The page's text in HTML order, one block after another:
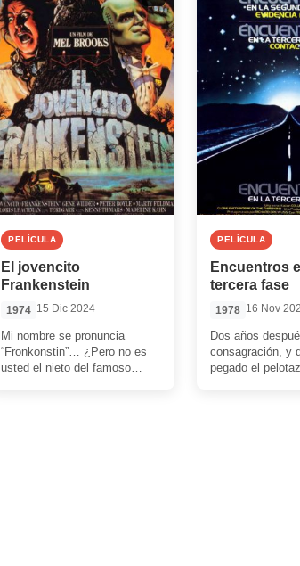
PELÍCULA
El jovencito
Frankenstein
1974 15 Dic 2024
Mi nombre se pronuncia
“Fronkonstin”… ¿Pero no es
usted el nieto del famoso
PELÍCULA
Encuentros
tercera fase
1978 16 Nov
Dos años
consagración, y
pegado el